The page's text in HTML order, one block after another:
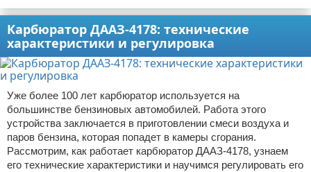
Карбюратор ДААЗ-4178: технические
характеристики и регулировка
Уже более 100 лет карбюратор используется на
большинстве бензиновых автомобилей. Работа этого
устройства заключается в приготовлении смеси воздуха и
паров бензина, которая попадет в камеры сгорания.
Рассмотрим, как работает карбюратор ДААЗ-4178, узнаем
его технические характеристики и научимся регулировать его